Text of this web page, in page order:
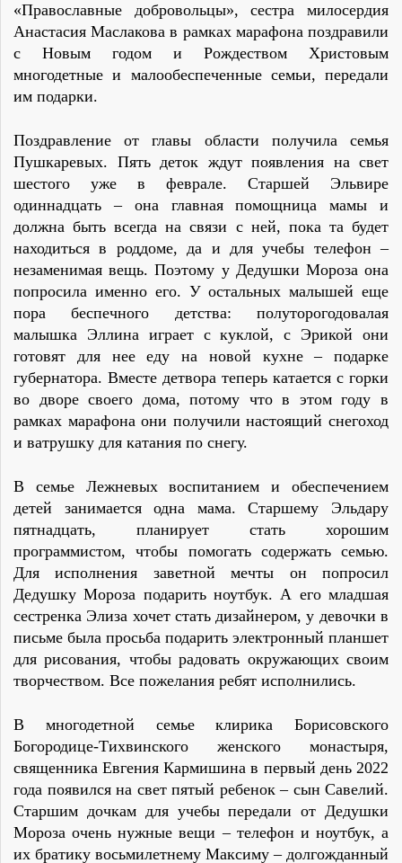
«Православные добровольцы», сестра милосердия
Анастасия Маслакова в рамках марафона поздравили
с Новым годом и Рождеством Христовым
многодетные и малообеспеченные семьи, передали
им подарки.
Поздравление от главы области получила семья
Пушкаревых. Пять деток ждут появления на свет
шестого уже в феврале. Старшей Эльвире
одиннадцать – она главная помощница мамы и
должна быть всегда на связи с ней, пока та будет
находиться в роддоме, да и для учебы телефон –
незаменимая вещь. Поэтому у Дедушки Мороза она
попросила именно его. У остальных малышей еще
пора беспечного детства: полуторогодовалая
малышка Эллина играет с куклой, с Эрикой они
готовят для нее еду на новой кухне – подарке
губернатора. Вместе детвора теперь катается с горки
во дворе своего дома, потому что в этом году в
рамках марафона они получили настоящий снегоход
и ватрушку для катания по снегу.
В семье Лежневых воспитанием и обеспечением
детей занимается одна мама. Старшему Эльдару
пятнадцать, планирует стать хорошим
программистом, чтобы помогать содержать семью.
Для исполнения заветной мечты он попросил
Дедушку Мороза подарить ноутбук. А его младшая
сестренка Элиза хочет стать дизайнером, у девочки в
письме была просьба подарить электронный планшет
для рисования, чтобы радовать окружающих своим
творчеством. Все пожелания ребят исполнились.
В многодетной семье клирика Борисовского
Богородице-Тихвинского женского монастыря,
священника Евгения Кармишина в первый день 2022
года появился на свет пятый ребенок – сын Савелий.
Старшим дочкам для учебы передали от Дедушки
Мороза очень нужные вещи – телефон и ноутбук, а
их братику восьмилетнему Максиму – долгожданный